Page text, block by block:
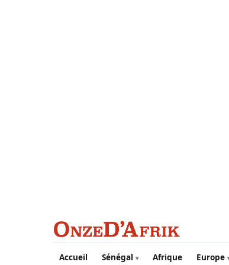
Aller au contenu principal
Accueil Sénégal Afrique Europe